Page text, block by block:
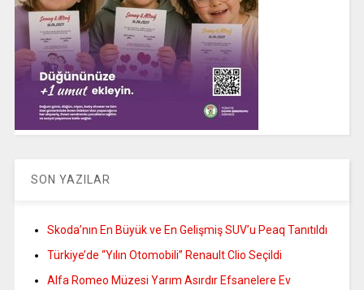
SON YAZILAR
Skoda’nın En Büyük ve En Gelişmiş SUV’u Peaq Tanıtıldı
Türkiye’de “Yılın Otomobili” Renault Clio Seçildi
Alfa Romeo Müzesi Yarım Asırdır Efsanelere Ev